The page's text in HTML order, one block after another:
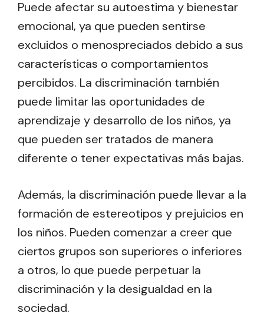
Puede afectar su autoestima y bienestar
emocional, ya que pueden sentirse
excluidos o menospreciados debido a sus
características o comportamientos
percibidos. La discriminación también
puede limitar las oportunidades de
aprendizaje y desarrollo de los niños, ya
que pueden ser tratados de manera
diferente o tener expectativas más bajas.
Además, la discriminación puede llevar a la
formación de estereotipos y prejuicios en
los niños. Pueden comenzar a creer que
ciertos grupos son superiores o inferiores
a otros, lo que puede perpetuar la
discriminación y la desigualdad en la
sociedad.